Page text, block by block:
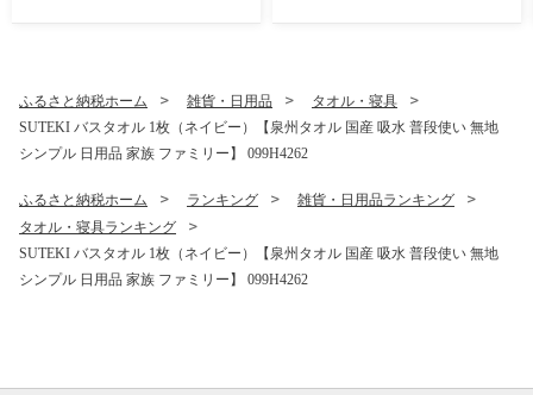
ふるさと納税ホーム 雑貨・日用品
タオル・寝具
SUTEKI バスタオル 1枚（ネイビー）【泉州タオル 国産 吸水 普段使い 無地
シンプル 日用品 家族 ファミリー】 099H4262
ふるさと納税ホーム ランキング
雑貨・日用品ランキング
タオル・寝具ランキング
SUTEKI バスタオル 1枚（ネイビー）【泉州タオル 国産 吸水 普段使い 無地
シンプル 日用品 家族 ファミリー】 099H4262